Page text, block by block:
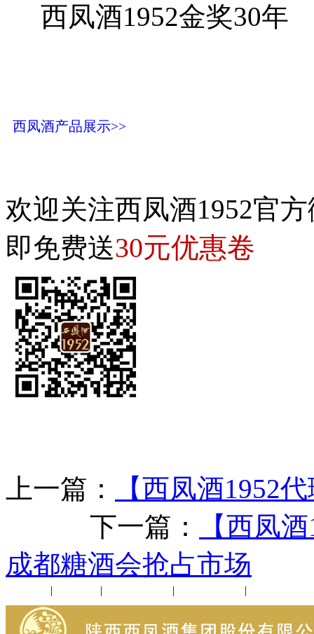
西凤酒1952金奖30年
西凤酒产品展示>>
欢迎关注西凤酒1952官
即免费送30元优惠卷
上一篇：
【西凤酒1952
下一篇：
【西凤
成都糖酒会抢占市场
| | | |